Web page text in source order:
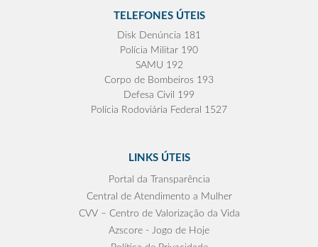
TELEFONES ÚTEIS
Disk Denúncia 181
Polícia Militar 190
SAMU 192
Corpo de Bombeiros 193
Defesa Civil 199
Polícia Rodoviária Federal 1527
LINKS ÚTEIS
Portal da Transparência
Central de Atendimento a Mulher
CVV – Centro de Valorização da Vida
Azscore - Jogo de Hoje